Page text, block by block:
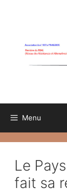
Menu
Le
fait sa